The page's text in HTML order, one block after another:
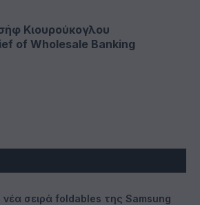
Κιουρούκογλου
of Wholesale Banking
νέα σειρά foldables της Samsung